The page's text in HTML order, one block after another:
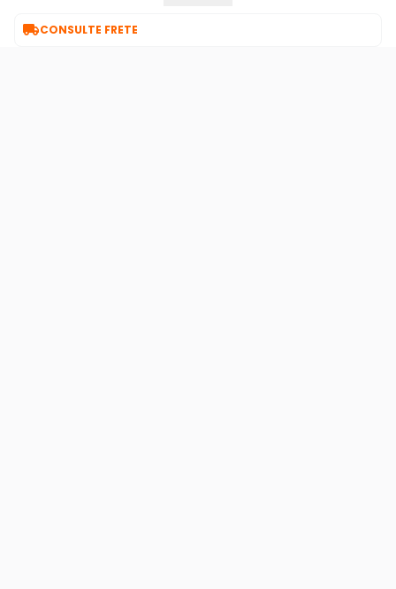
CONSULTE FRETE